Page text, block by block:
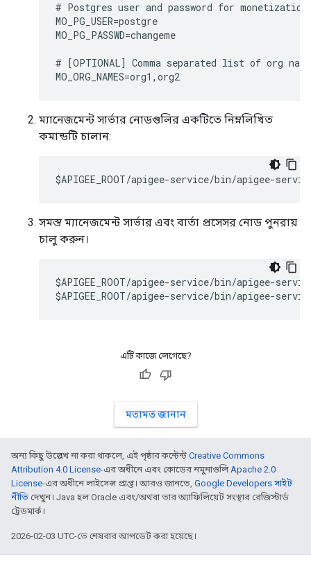
# Postgres user and password for monetization
MO_PG_USER=postgre
MO_PG_PASSWD=changeme
# [OPTIONAL] Comma separated list of org
MO_ORG_NAMES=org1,org2
ম্যানেজমেন্ট সার্ভার নোডগুলির একটিতে নিম্নলিখিত
কমান্ডটি চালান:
$APIGEE_ROOT/apigee-service/bin/apigee-
সমস্ত ম্যানেজমেন্ট সার্ভার এবং বার্তা প্রসেসর নোড পুনরায়
চালু করুন।
$APIGEE_ROOT/apigee-service/bin/apigee-
$APIGEE_ROOT/apigee-service/bin/apigee-
এটি কাজে লেগেছে?
মতামত জানান
অন্য কিছু উল্লেখ না করা থাকলে, এই পৃষ্ঠার কন্টেন্ট Creative Commons
Attribution 4.0 License-এর অধীনে এবং কোডের নমুনাগুলিApache 2.0
License-এর অধীনে লাইসেন্স প্রাপ্ত। আরও জানতে, Google Developers সাইট
নীতি দেখুন। Java হল Oracle এবং/অথবা তার অ্যাফিলিয়েট সংস্থার রেজিস্টার্ড
ট্রেডমার্ক।
2026-02-03 UTC-তে শেষবার আপডেট করা হয়েছে।